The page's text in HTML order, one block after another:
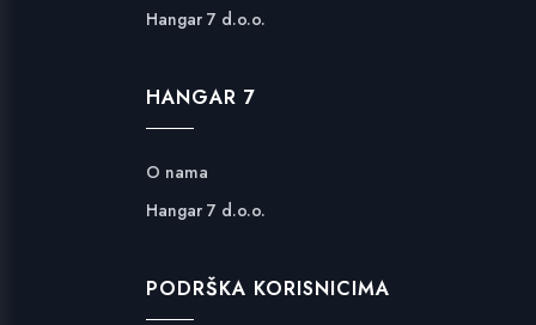
Hangar 7 d.o.o.
HANGAR 7
O nama
Hangar 7 d.o.o.
PODRŠKA KORISNICIMA